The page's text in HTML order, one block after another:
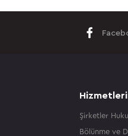
Şirketler
Bölünme ve